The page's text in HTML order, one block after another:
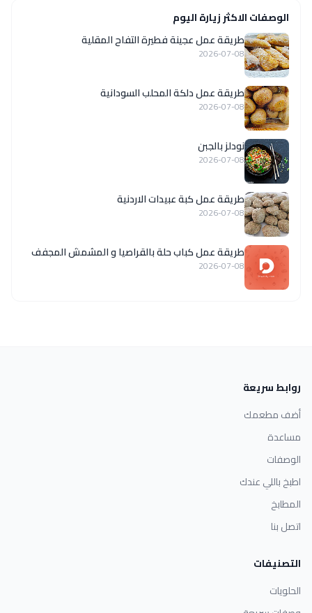
الوصفات الاكثر زيارة اليوم
طريقة عمل عجينة فطيرة التفاح المقلية
2026-07-08
طريقة عمل دلكة المحلب السودانية
2026-07-08
نودلز بالجبن
2026-07-08
طريقة عمل كبة عبيدات الاردنية
2026-07-08
طريقة عمل كباب حلة بالقراصيا و المشمش المجفف
2026-07-08
روابط سريعة
أضف مطعمك
مساعدة
الوصفات
اطبخ باللي عندك
المطابخ
اتصل بنا
التصنيفات
الحلويات